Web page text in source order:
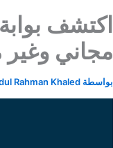
اكتشف
مجاني وغير
بواسطة Rahman Khaled